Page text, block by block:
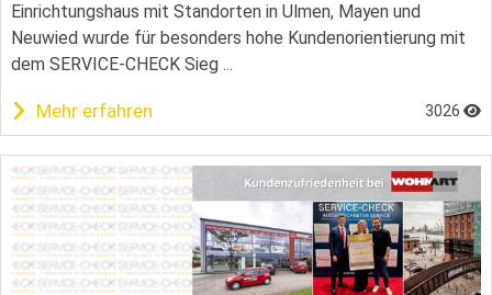
Einrichtungshaus mit Standorten in Ulmen, Mayen und
Neuwied wurde für besonders hohe Kundenorientierung mit
dem SERVICE-CHECK Sieg ...
Mehr erfahren 3026